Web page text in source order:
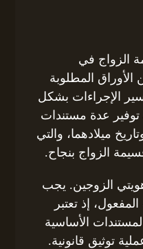
الزواج في
المطلوبة
الإجراءات بشكل
عدة مستندات
ميلادهما، والتي
الزواج بنجاح.
الزوجين. يجب
إذ تعتبر
الأساسية
توثيق قانونية.